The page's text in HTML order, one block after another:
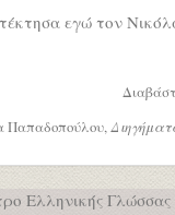
εγώ τον
Παπαδοπούλου,
Ελληνικής Γλώσσας